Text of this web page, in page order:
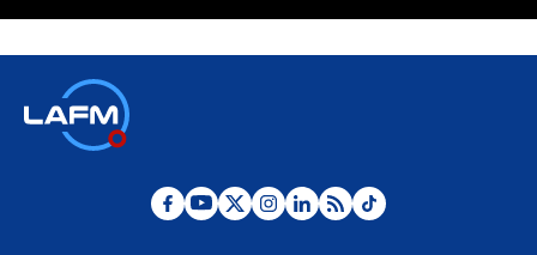
¿Por qué De la Espriella gobernará